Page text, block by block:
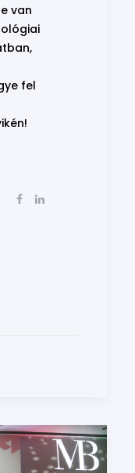
van
fel